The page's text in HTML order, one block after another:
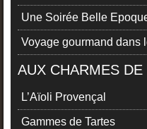
Une Soirée Belle
Voyage gourmand dans
AUX CHARMES DE
L’Aïoli Provençal
Gammes de Tartes